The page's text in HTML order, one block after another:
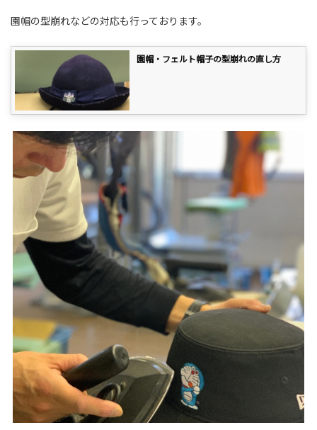
園帽の型崩れなどの対応も行っております。
園帽・フェルト帽子の型崩れの直し方